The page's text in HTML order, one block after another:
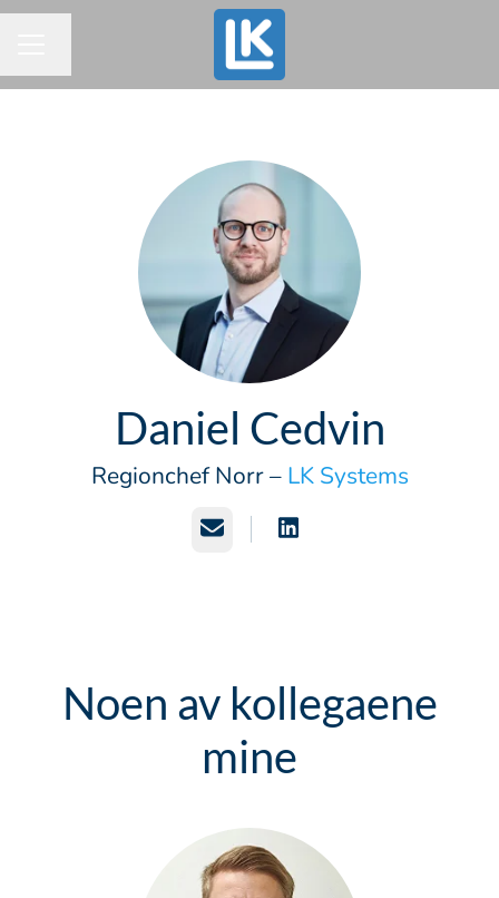
Daniel Cedvin
Regionchef Norr – LK Systems
E-post
Noen av kollegaene
mine